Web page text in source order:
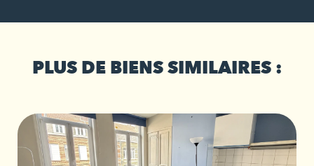
PLUS DE BIENS SIMILAIRES :